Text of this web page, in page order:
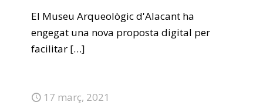
El Museu Arqueològic d'Alacant ha
engegat una nova proposta digital per
facilitar […]
17 març, 2021